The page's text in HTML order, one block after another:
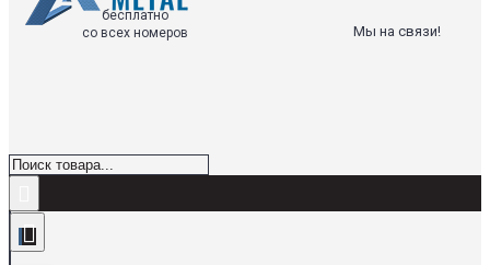
бесплатно
со всех номеров
Мы на связи!